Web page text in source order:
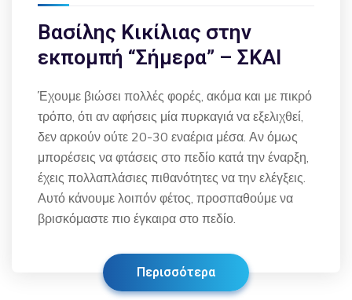
Βασίλης Κικίλιας στην
εκπομπή “Σήμερα” – ΣΚΑΙ
Έχουμε βιώσει πολλές φορές, ακόμα και με πικρό
τρόπο, ότι αν αφήσεις μία πυρκαγιά να εξελιχθεί,
δεν αρκούν ούτε 20-30 εναέρια μέσα. Αν όμως
μπορέσεις να φτάσεις στο πεδίο κατά την έναρξη,
έχεις πολλαπλάσιες πιθανότητες να την ελέγξεις.
Αυτό κάνουμε λοιπόν φέτος, προσπαθούμε να
βρισκόμαστε πιο έγκαιρα στο πεδίο.
Περισσότερα